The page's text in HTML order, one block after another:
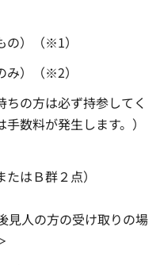
の）（※1）
み）（※2）
の方は必ず持参してく
数料が発生します。）
はＢ群２点）
見人の方の受け取りの場